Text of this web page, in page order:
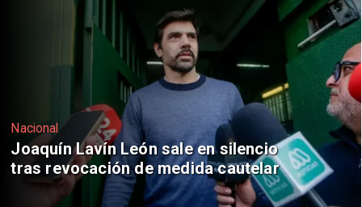
Nacional
Chile y Venezuela formalizan
de relaciones consulares